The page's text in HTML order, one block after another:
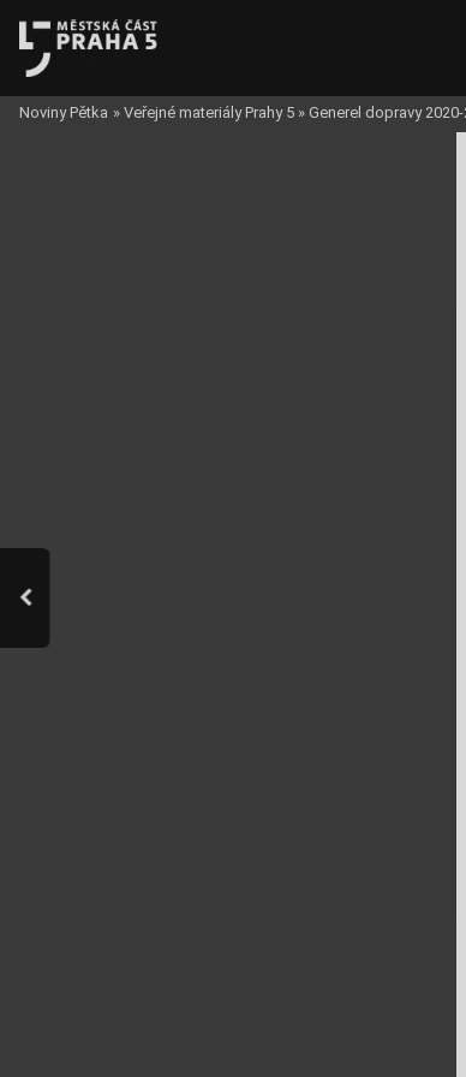
Noviny Pětka » Veřejné materiály Prahy 5 » Generel dopravy 2020-